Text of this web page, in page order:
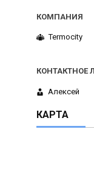
Termocity
Алексей
КАРТА